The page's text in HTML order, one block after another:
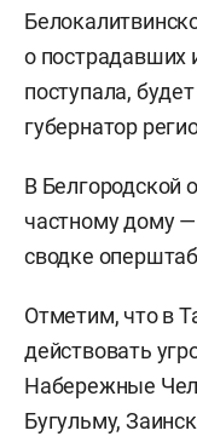
о пострадавших
поступала,
губернатор
В Белгородской
частному дому
сводке
Отметим, что в
действовать
Набережные
Бугульму,